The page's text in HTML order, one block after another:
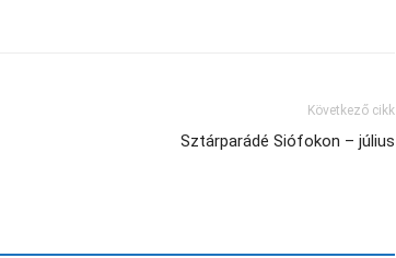
Következő cikk
Sztárparádé Siófokon – július